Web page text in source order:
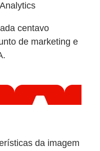
centavo
de marketing e
da imagem